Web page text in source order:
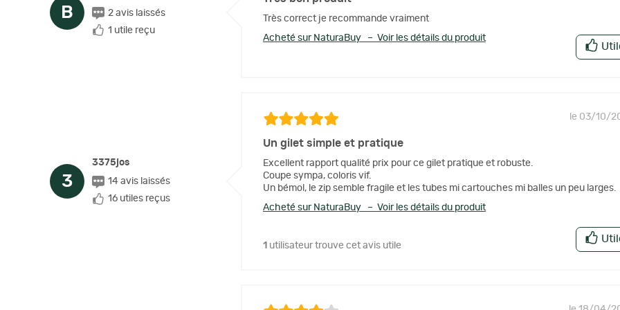
B
2 avis laissés
1 utile reçu
Très correct je recommande vraiment
Acheté sur NaturaBuy – Voir les détails du produit
3
3375jos
14 avis laissés
16 utiles reçus
le 03/10/
Un gilet simple et pratique
Excellent rapport qualité prix pour ce gilet pratique et robuste.
Coupe sympa, coloris vif.
Un bémol, le zip semble fragile et les tubes mi cartouches mi balles un peu larges.
Acheté sur NaturaBuy – Voir les détails du produit
1 utilisateur trouve cet avis utile